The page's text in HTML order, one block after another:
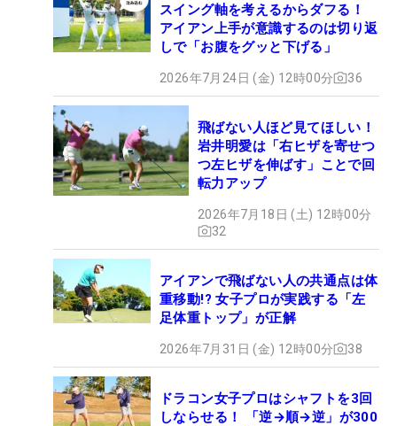
スイング軸を考えるからダフる！
アイアン上手が意識するのは切り返
しで「お腹をグッと下げる」
2026年7月24日 (金) 12時00分 36
飛ばない人ほど見てほしい！
岩井明愛は「右ヒザを寄せつ
つ左ヒザを伸ばす」ことで回
転力アップ
2026年7月18日 (土) 12時00分
32
アイアンで飛ばない人の共通点は体
重移動!? 女子プロが実践する「左
足体重トップ」が正解
2026年7月31日 (金) 12時00分 38
ドラコン女子プロはシャフトを3回
しならせる！ 「逆→順→逆」が300